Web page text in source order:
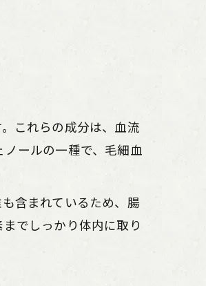
これらの成分は、血流
ールの一種で、毛細血
含まれているため、腸
でしっかり体内に取り